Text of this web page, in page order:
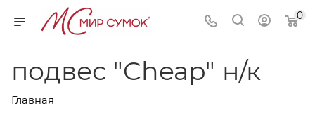
0
подвес "Cheap" н/к
Главная